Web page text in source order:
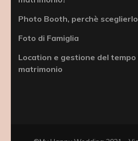
Photo Booth, perchè
Foto di Famiglia
Location e gestione del tempo
matrimonio